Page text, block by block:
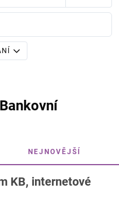
Bankovní
NEJNOVĚJŠÍ
KB, internetové